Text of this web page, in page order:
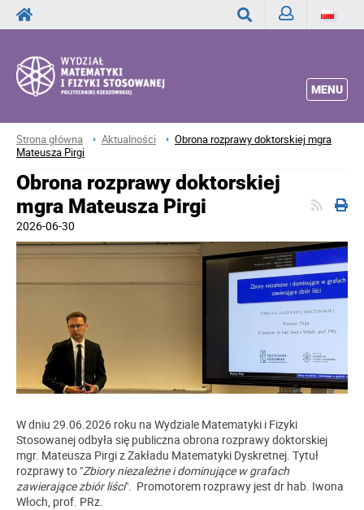
MENU
Strona główna Aktualności
Obrona rozprawy doktorskiej mgra
Mateusza Pirgi
Obrona rozprawy doktorskiej
mgra Mateusza Pirgi
2026-06-30
W dniu 29.06.2026 roku na Wydziale Matematyki i Fizyki
Stosowanej odbyła się publiczna obrona rozprawy doktorskiej
mgr. Mateusza Pirgi z Zakładu Matematyki Dyskretnej. Tytuł
rozprawy to "Zbiory niezależne i dominujące w grafach
zawierające zbiór liści". Promotorem rozprawy jest dr hab. Iwona
Włoch, prof. PRz.